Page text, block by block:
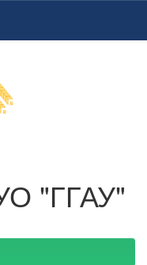
"ГГАУ"